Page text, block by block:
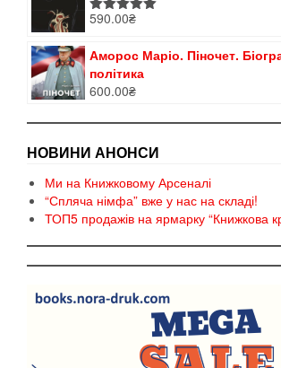
Оцінено в
590.00₴
Аморос Маріо. Піночет.
політика
600.00₴
НОВИНИ АНОНСИ
Ми на Книжковому Арсеналі
“Спляча німфа” вже у нас на складі!
ТОП5 продажів на ярмарку “Книжкова